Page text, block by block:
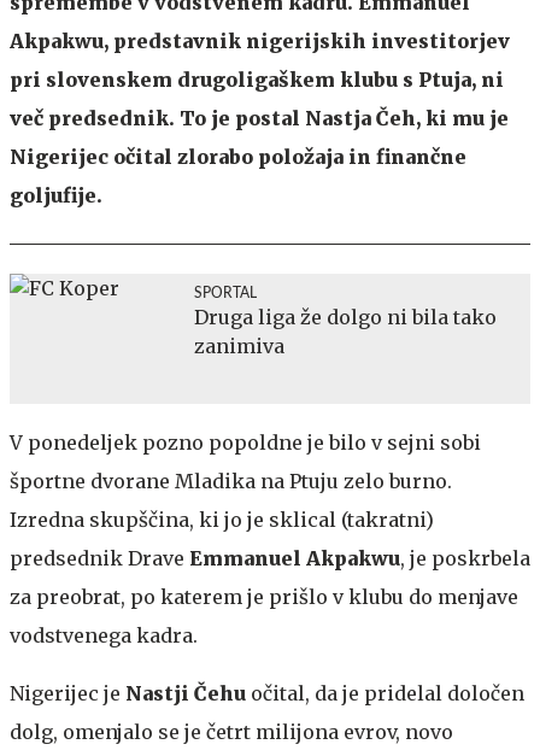
Akpakwu, predstavnik nigerijskih investitorjev
pri slovenskem drugoligaškem klubu s Ptuja, ni
več predsednik. To je postal Nastja Čeh, ki mu je
Nigerijec očital zlorabo položaja in finančne
goljufije.
SPORTAL
Druga liga že dolgo ni bila tako
zanimiva
V ponedeljek pozno popoldne je bilo v sejni sobi
športne dvorane Mladika na Ptuju zelo burno.
Izredna skupščina, ki jo je sklical (takratni)
predsednik Drave Emmanuel Akpakwu, je poskrbela
za preobrat, po katerem je prišlo v klubu do menjave
vodstvenega kadra.
Nigerijec je Nastji Čehu očital, da je pridelal določen
dolg, omenjalo se je četrt milijona evrov, novo